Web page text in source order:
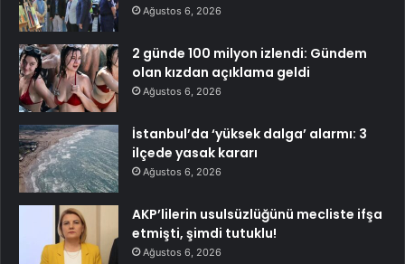
Ağustos 6, 2026
2 günde 100 milyon izlendi: Gündem
olan kızdan açıklama geldi
Ağustos 6, 2026
İstanbul’da ‘yüksek dalga’ alarmı: 3
ilçede yasak kararı
Ağustos 6, 2026
AKP’lilerin usulsüzlüğünü mecliste ifşa
etmişti, şimdi tutuklu!
Ağustos 6, 2026